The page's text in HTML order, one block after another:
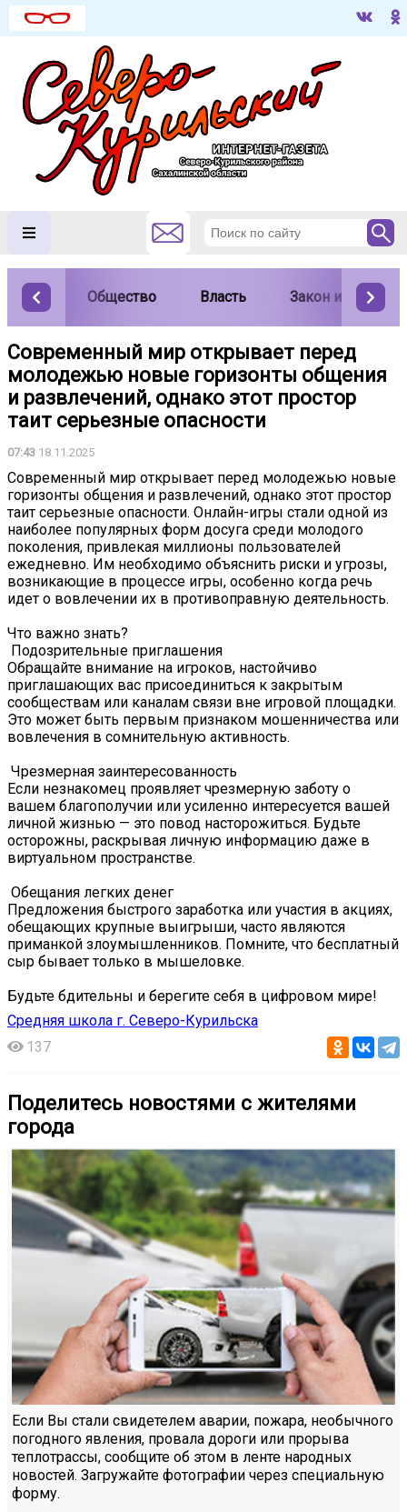
Общество Власть Закон и порядок
Современный мир открывает перед
молодежью новые горизонты общения
и развлечений, однако этот простор
таит серьезные опасности
07:43 18.11.2025
Современный мир открывает перед молодежью новые
горизонты общения и развлечений, однако этот простор
таит серьезные опасности. Онлайн-игры стали одной из
наиболее популярных форм досуга среди молодого
поколения, привлекая миллионы пользователей
ежедневно. Им необходимо объяснить риски и угрозы,
возникающие в процессе игры, особенно когда речь
идет о вовлечении их в противоправную деятельность.
Что важно знать?
️ Подозрительные приглашения
Обращайте внимание на игроков, настойчиво
приглашающих вас присоединиться к закрытым
сообществам или каналам связи вне игровой площадки.
Это может быть первым признаком мошенничества или
вовлечения в сомнительную активность.
️ Чрезмерная заинтересованность
Если незнакомец проявляет чрезмерную заботу о
вашем благополучии или усиленно интересуется вашей
личной жизнью — это повод насторожиться. Будьте
осторожны, раскрывая личную информацию даже в
виртуальном пространстве.
️ Обещания легких денег
Предложения быстрого заработка или участия в акциях,
обещающих крупные выигрыши, часто являются
приманкой злоумышленников. Помните, что бесплатный
сыр бывает только в мышеловке.
Будьте бдительны и берегите себя в цифровом мире!
Средняя школа г. Северо-Курильска
137
Поделитесь новостями с жителями
города
Если Вы стали свидетелем аварии, пожара, необычного
погодного явления, провала дороги или прорыва
теплотрассы, сообщите об этом в ленте народных
новостей. Загружайте фотографии через специальную
форму.